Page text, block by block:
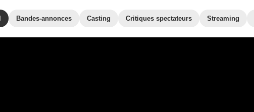
Bandes-annonces Casting Critiques spectateurs Streaming